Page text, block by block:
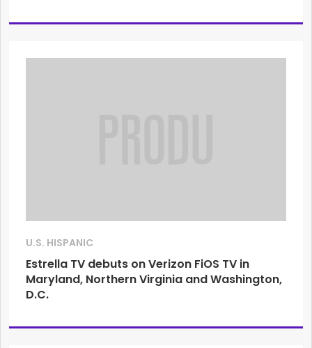
U.S. HISPANIC
Estrella TV debuts on Verizon FiOS TV in
Maryland, Northern Virginia and Washington,
D.C.